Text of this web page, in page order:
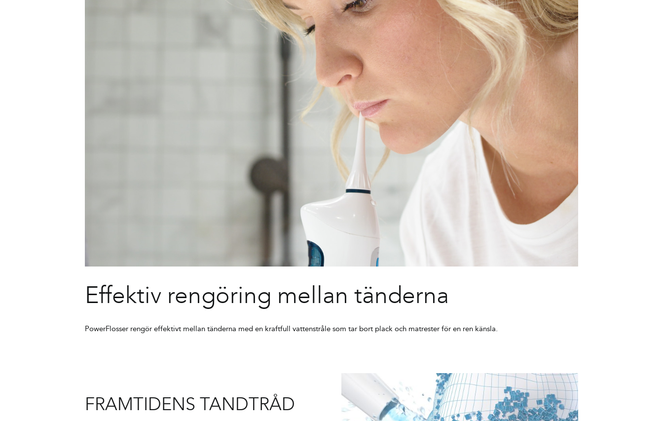
Effektiv rengöring mellan tänderna
PowerFlosser rengör effektivt mellan tänderna med en kraftfull vattenstråle som tar bort plack och matrester för en ren känsla.
FRAMTIDENS TANDTRÅD